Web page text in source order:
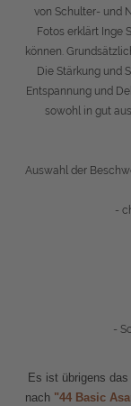
von Schulter- und
Fotos erklärt Inge
können.
Die Stärkung und
Entspannung und
sowohl in gut
Auswahl der
-
-
Es ist übrigens
nach "44 Basic